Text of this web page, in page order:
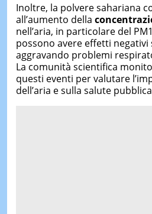
Inoltre, la polvere sahariana
all’aumento della
nell’aria, in particolare del
possono avere effetti negativi
aggravando problemi
La comunità scientifica
questi eventi per valutare
dell’aria e sulla salute